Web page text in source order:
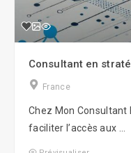
Consultant en
France
Chez Mon Consultant
faciliter l’accès aux ...